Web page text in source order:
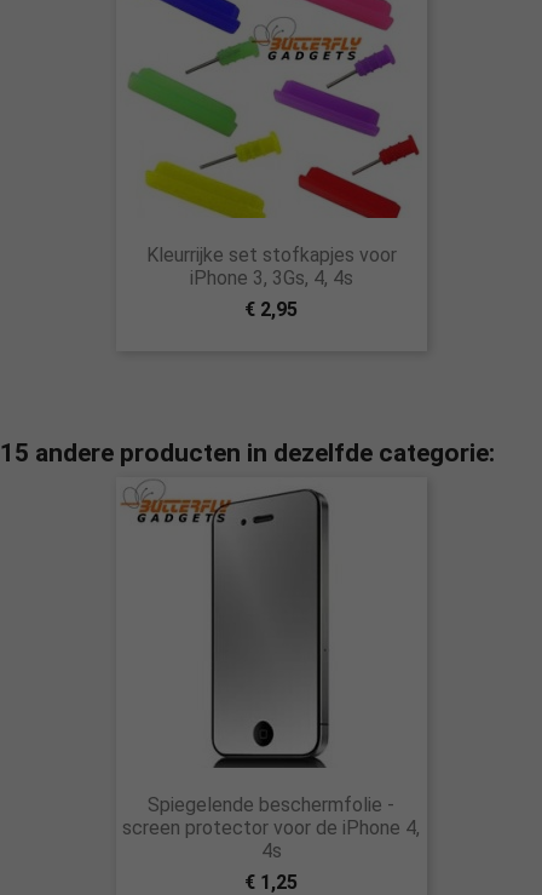
Kleurrijke set stofkapjes voor
iPhone 3, 3Gs, 4, 4s
€ 2,95
15 andere producten in dezelfde categorie:
Spiegelende beschermfolie -
screen protector voor de iPhone 4,
4s
€ 1,25